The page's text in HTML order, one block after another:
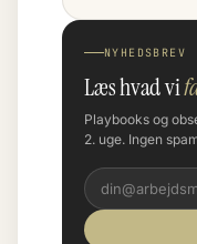
NYHEDSBREV
Læs hvad vi
Playbooks og
2. uge. Ingen